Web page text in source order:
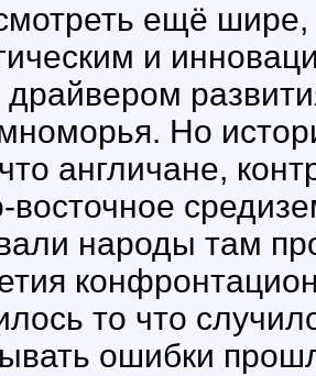
ещё
и
драйвером
Но
англичане,
восточное
народы там
то что
ошибки